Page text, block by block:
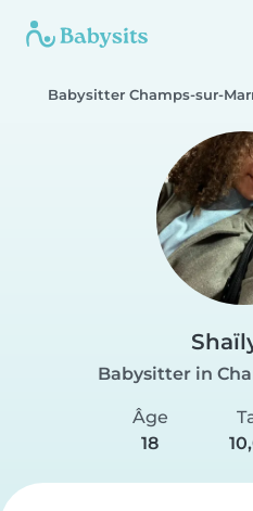
Babysitter Champs-sur-
Babysitter in
Âge
18